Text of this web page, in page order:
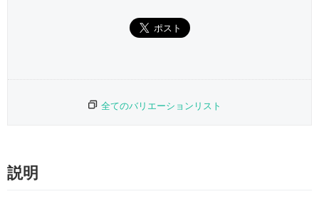
全てのバリエーションリスト
説明